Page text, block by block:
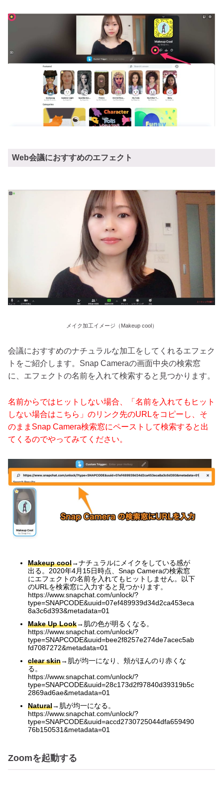
Web会議におすすめのエフェクト
メイク加工イメージ（Makeup cool）
会議におすすめのナチュラルな加工をしてくれるエフェク
トをご紹介します。Snap Cameraの画面中央の検索窓
に、エフェクトの名前を入れて検索すると見つかります。
名前からではヒットしない場合、「名前を入れてもヒット
しない場合はこちら」のリンク先のURLをコピーし、そ
のままSnap Camera検索窓にペーストして検索すると出
てくるのでやってみてください。
Makeup cool→ナチュラルにメイクをしている感が
出る。2020年4月15日時点、Snap Cameraの検索窓
にエフェクトの名前を入れてもヒットしません。以下
のURLを検索窓に入力すると見つかります。
https://www.snapchat.com/unlock/?
type=SNAPCODE&uuid=07ef489939d34d2ca453eca
8a3c6d393&metadata=01
Make Up Look→肌の色が明るくなる。
https://www.snapchat.com/unlock/?
type=SNAPCODE&uuid=bee2f8257e274de7acec5ab
fd7087272&metadata=01
clear skin→肌が均一になり、頬がほんのり赤くな
る。
https://www.snapchat.com/unlock/?
type=SNAPCODE&uuid=28c173d2f97840d39319b5c
2869ad6ae&metadata=01
Natural→肌が均一になる。
https://www.snapchat.com/unlock/?
type=SNAPCODE&uuid=accd2730725044dfa659490
76b150531&metadata=01
Zoomを起動する